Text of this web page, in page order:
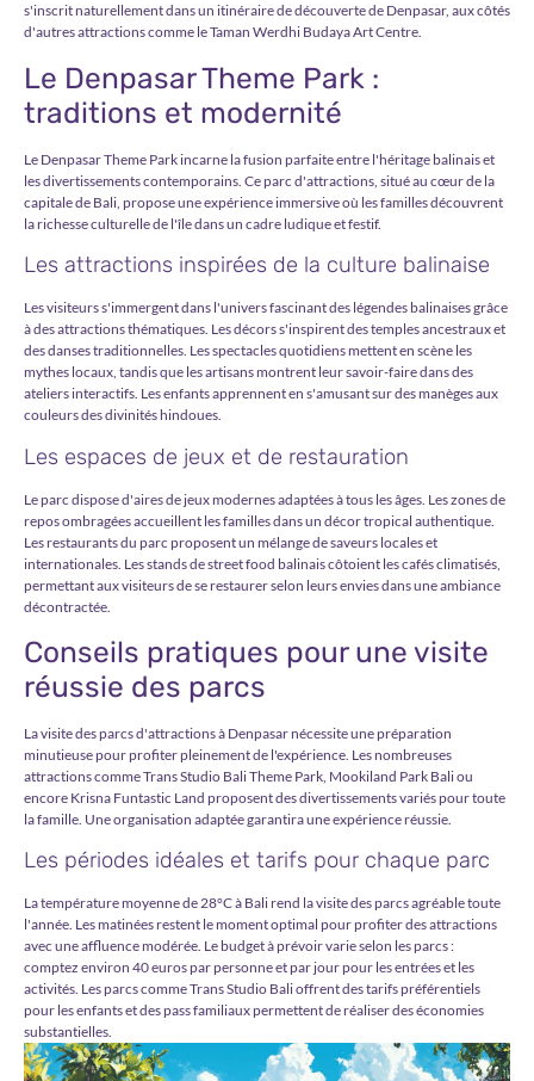
s'inscrit naturellement dans un itinéraire de découverte de Denpasar, aux côtés
d'autres attractions comme le Taman Werdhi Budaya Art Centre.
Le Denpasar Theme Park :
traditions et modernité
Le Denpasar Theme Park incarne la fusion parfaite entre l'héritage balinais et
les divertissements contemporains. Ce parc d'attractions, situé au cœur de la
capitale de Bali, propose une expérience immersive où les familles découvrent
la richesse culturelle de l'île dans un cadre ludique et festif.
Les attractions inspirées de la culture balinaise
Les visiteurs s'immergent dans l'univers fascinant des légendes balinaises grâce
à des attractions thématiques. Les décors s'inspirent des temples ancestraux et
des danses traditionnelles. Les spectacles quotidiens mettent en scène les
mythes locaux, tandis que les artisans montrent leur savoir-faire dans des
ateliers interactifs. Les enfants apprennent en s'amusant sur des manèges aux
couleurs des divinités hindoues.
Les espaces de jeux et de restauration
Le parc dispose d'aires de jeux modernes adaptées à tous les âges. Les zones de
repos ombragées accueillent les familles dans un décor tropical authentique.
Les restaurants du parc proposent un mélange de saveurs locales et
internationales. Les stands de street food balinais côtoient les cafés climatisés,
permettant aux visiteurs de se restaurer selon leurs envies dans une ambiance
décontractée.
Conseils pratiques pour une visite
réussie des parcs
La visite des parcs d'attractions à Denpasar nécessite une préparation
minutieuse pour profiter pleinement de l'expérience. Les nombreuses
attractions comme Trans Studio Bali Theme Park, Mookiland Park Bali ou
encore Krisna Funtastic Land proposent des divertissements variés pour toute
la famille. Une organisation adaptée garantira une expérience réussie.
Les périodes idéales et tarifs pour chaque parc
La température moyenne de 28°C à Bali rend la visite des parcs agréable toute
l'année. Les matinées restent le moment optimal pour profiter des attractions
avec une affluence modérée. Le budget à prévoir varie selon les parcs :
comptez environ 40 euros par personne et par jour pour les entrées et les
activités. Les parcs comme Trans Studio Bali offrent des tarifs préférentiels
pour les enfants et des pass familiaux permettent de réaliser des économies
substantielles.